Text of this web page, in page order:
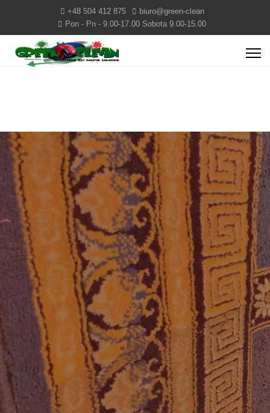
+48 504 412 875
biuro@green-clean
Pon - Pn - 9.00-17.00 Sobota 9.00-15.00